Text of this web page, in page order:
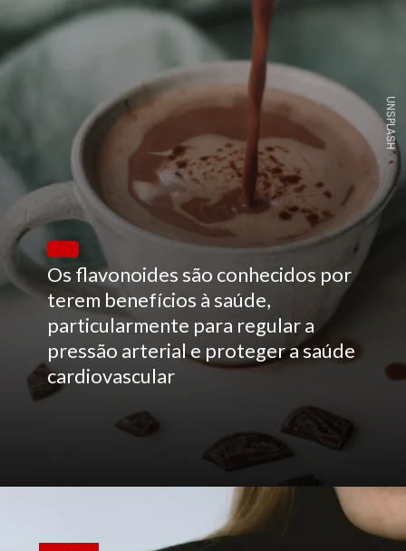
Os flavonoides são conhecidos por
terem benefícios à saúde,
particularmente para regular a
pressão arterial e proteger a saúde
cardiovascular
UNSPLASH